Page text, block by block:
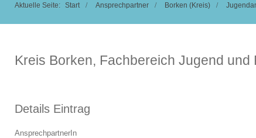
Aktuelle Seite: Start Ansprechpartner Borken (Kreis)
Kreis Borken, Fachbereich Jugend und
Details Eintrag
AnsprechpartnerIn